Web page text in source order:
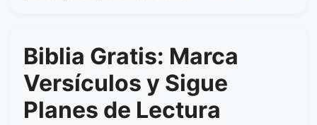
Biblia Gratis: Marca
Versículos y Sigue
Planes de Lectura